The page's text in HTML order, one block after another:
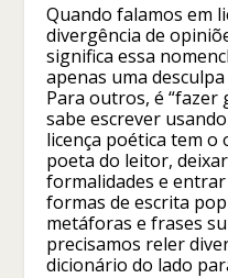
Quando falamos em
divergência de
significa essa
apenas uma
Para outros, é “fazer
sabe escrever
licença poética tem
poeta do leitor,
formalidades e
formas de escrita
metáforas e frases
precisamos reler
dicionário do lado